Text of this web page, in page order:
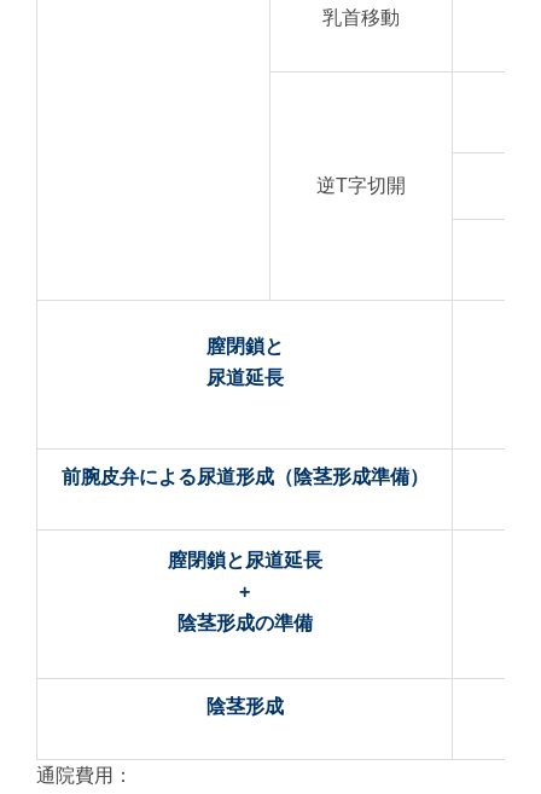
乳首移動
逆T字切開
膣閉鎖と
尿道延長
前腕皮弁による尿道形成（陰茎形成準備）
膣閉鎖と尿道延長
+
陰茎形成の準備
陰茎形成
通院費用：